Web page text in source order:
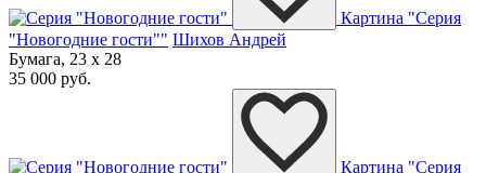
Картина "Серия
"Новогодние гости"" Шихов Андрей
Бумага, 23 x 28
35 000 руб.
Картина "Серия